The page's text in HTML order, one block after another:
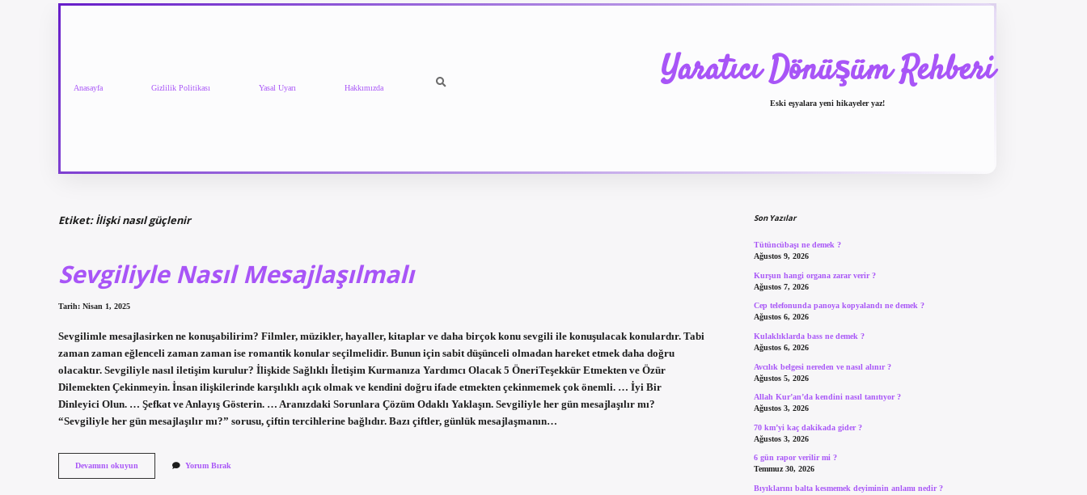
Anasayfa Gizlilik Politikası Yasal Uyarı Hakkımızda Yaratıcı Dönüşüm Rehberi
Eski eşyalara yeni hikayeler yaz!
Etiket:İlişki nasıl güçlenir
Sevgiliyle Nasıl Mesajlaşılmalı
Tarih: Nisan 1, 2025
Sevgilimle mesajlasirken ne konuşabilirim? Filmler, müzikler, hayaller, kitaplar ve daha birçok konu sevgili ile konuşulacak konulardır. Tabi
zaman zaman eğlenceli zaman zaman ise romantik konular seçilmelidir. Bunun için sabit düşünceli olmadan hareket etmek daha doğru
olacaktır. Sevgiliyle nasıl iletişim kurulur? İlişkide Sağlıklı İletişim Kurmanıza Yardımcı Olacak 5 ÖneriTeşekkür Etmekten ve Özür
Dilemekten Çekinmeyin. İnsan ilişkilerinde karşılıklı açık olmak ve kendini doğru ifade etmekten çekinmemek çok önemli. … İyi Bir
Dinleyici Olun. … Şefkat ve Anlayış Gösterin. … Aranızdaki Sorunlara Çözüm Odaklı Yaklaşın. Sevgiliyle her gün mesajlaşılır mı?
“Sevgiliyle her gün mesajlaşılır mı?” sorusu, çiftin tercihlerine bağlıdır. Bazı çiftler, günlük mesajlaşmanın…
Devamını okuyun
Nasıl
Yorum Bırak
Son Yazılar
Tütüncübaşı ne demek ?
Ağustos 9, 2026
Kurşun hangi organa zarar verir ?
Ağustos 7, 2026
Cep telefonunda panoya kopyalandı ne demek ?
Ağustos 6, 2026
Kulaklıklarda bass ne demek ?
Ağustos 6, 2026
Avcılık belgesi nereden ve nasıl alınır ?
Ağustos 5, 2026
Allah Kur’an’da kendini nasıl tanıtıyor ?
Ağustos 3, 2026
70 km’yi kaç dakikada gider ?
Ağustos 3, 2026
6 gün rapor verilir mi ?
Temmuz 30, 2026
Bıyıklarını balta kesmemek deyiminin anlamı nedir ?